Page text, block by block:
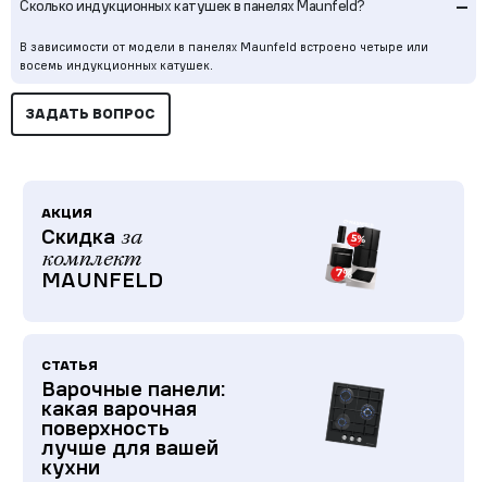
Сколько индукционных катушек в панелях Maunfeld? –
В зависимости от модели в панелях Maunfeld встроено четыре или
восемь индукционных катушек.
ЗАДАТЬ ВОПРОС
АКЦИЯ
Скидка за
комплект
MAUNFELD
СТАТЬЯ
Варочные панели:
какая варочная
поверхность
лучше для вашей
кухни